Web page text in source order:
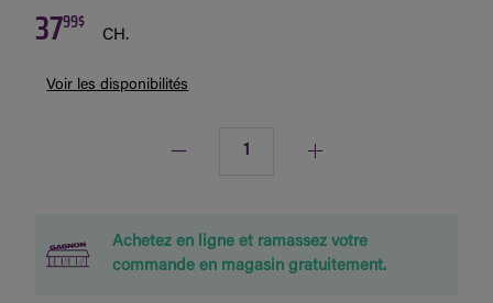
3799$ CH.
Voir les disponibilités
Achetez en ligne et ramassez votre
commande en magasin gratuitement.